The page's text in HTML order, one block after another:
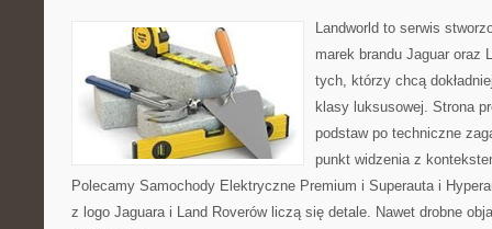
Landworld to serwis
marek brandu Jaguar oraz
tych, którzy chcą
klasy luksusowej. Strona
podstaw po techniczne
punkt widzenia z
Polecamy Samochody Elektryczne Premium i Superauta i
z logo Jaguara i Land Roverów liczą się detale. Nawet drobne